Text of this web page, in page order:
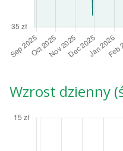
Wzrost dzienny